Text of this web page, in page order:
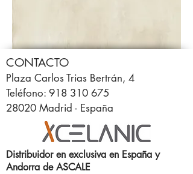
CONTACTO
Plaza Carlos Trias Bertrán, 4
Teléfono: 918 310 675
28020 Madrid - España
Distribuidor en exclusiva en España y
Andorra de ASCALE